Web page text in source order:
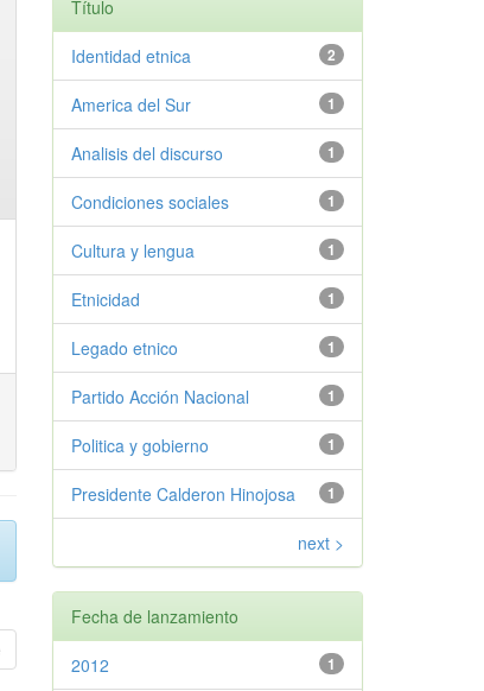
Título
2
Identidad etnica
1
America del Sur
1
Analisis del discurso
1
Condiciones sociales
1
Cultura y lengua
1
Etnicidad
1
Legado etnico
1
Partido Acción Nacional
1
Politica y gobierno
1
Presidente Calderon Hinojosa
next >
Fecha de lanzamiento
1
2012